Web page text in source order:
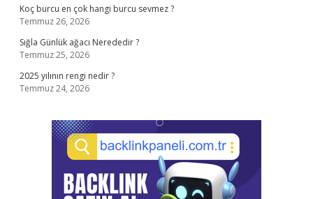
Koç burcu en çok hangi burcu sevmez ?
Temmuz 26, 2026
Sığla Günlük ağacı Nerededir ?
Temmuz 25, 2026
2025 yılının rengi nedir ?
Temmuz 24, 2026